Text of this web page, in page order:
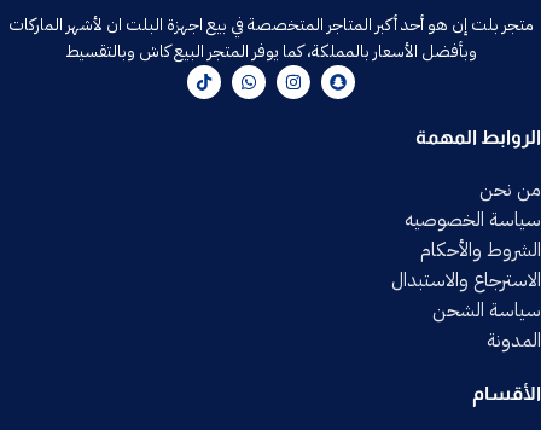
متجر بلت إن هو أحد أكبر المتاجر المتخصصة في بيع اجهزة البلت ان لأشهر الماركات
وبأفضل الأسعار بالمملكة، كما يوفر المتجر البيع كاش وبالتقسيط
الروابط المهمة
من نحن
سياسة الخصوصيه
الشروط والأحكام
الاسترجاع والاستبدال
سياسة الشحن
المدونة
الأقسام